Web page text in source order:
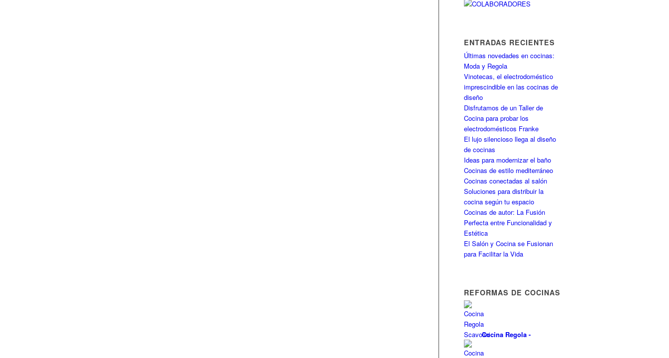
ENTRADAS RECIENTES
Últimas novedades en cocinas:
Moda y Regola
Vinotecas, el electrodoméstico
imprescindible en las cocinas de
diseño
Disfrutamos de un Taller de
Cocina para probar los
electrodomésticos Franke
El lujo silencioso llega al diseño
de cocinas
Ideas para modernizar el baño
Cocinas de estilo mediterráneo
Cocinas conectadas al salón
Soluciones para distribuir la
cocina según tu espacio
Cocinas de autor: La Fusión
Perfecta entre Funcionalidad y
Estética
El Salón y Cocina se Fusionan
para Facilitar la Vida
REFORMAS DE COCINAS
Cocina Regola -